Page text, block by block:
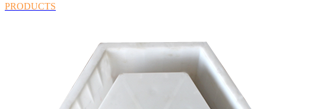
PRODUCTS